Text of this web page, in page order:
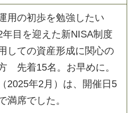
用の初歩を勉強したい
目を迎えた新NISA制度
しての資産形成に関心の
先着15名。お早めに。
2025年2月）は、開催日5
満席でした。